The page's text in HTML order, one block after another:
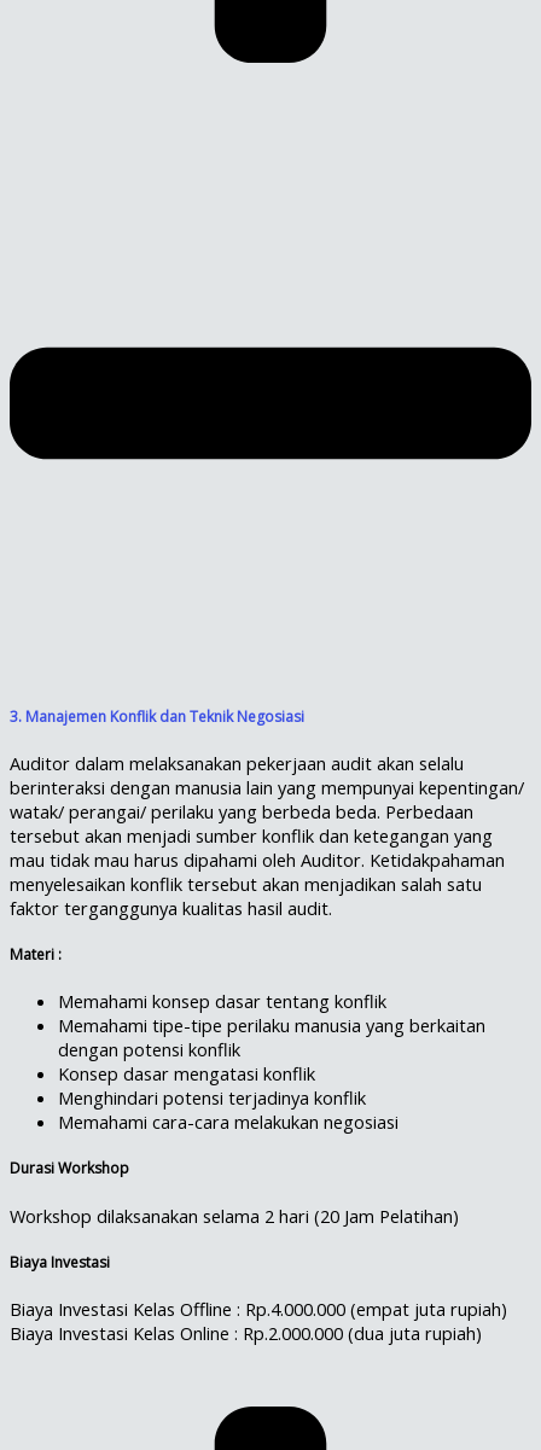
3. Manajemen Konflik dan Teknik Negosiasi
Auditor dalam melaksanakan pekerjaan audit akan selalu
berinteraksi dengan manusia lain yang mempunyai kepentingan/
watak/ perangai/ perilaku yang berbeda beda. Perbedaan
tersebut akan menjadi sumber konflik dan ketegangan yang
mau tidak mau harus dipahami oleh Auditor. Ketidakpahaman
menyelesaikan konflik tersebut akan menjadikan salah satu
faktor terganggunya kualitas hasil audit.
Materi :
Memahami konsep dasar tentang konflik
Memahami tipe-tipe perilaku manusia yang berkaitan
dengan potensi konflik
Konsep dasar mengatasi konflik
Menghindari potensi terjadinya konflik
Memahami cara-cara melakukan negosiasi
Durasi Workshop
Workshop dilaksanakan selama 2 hari (20 Jam Pelatihan)
Biaya Investasi
Biaya Investasi Kelas Offline : Rp.4.000.000 (empat juta rupiah)
Biaya Investasi Kelas Online : Rp.2.000.000 (dua juta rupiah)